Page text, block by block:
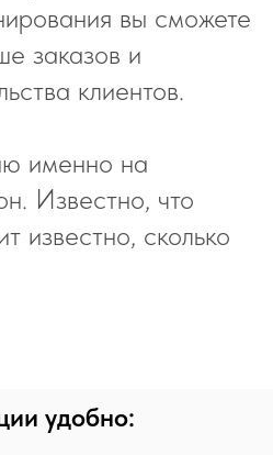
вы сможете
заказов и
клиентов.
именно на
Известно, что
известно, сколько
удобно: